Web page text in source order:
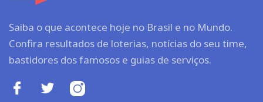
Saiba o que acontece hoje no Brasil e no Mundo.
Confira resultados de loterias, notícias do seu time,
bastidores dos famosos e guias de serviços.